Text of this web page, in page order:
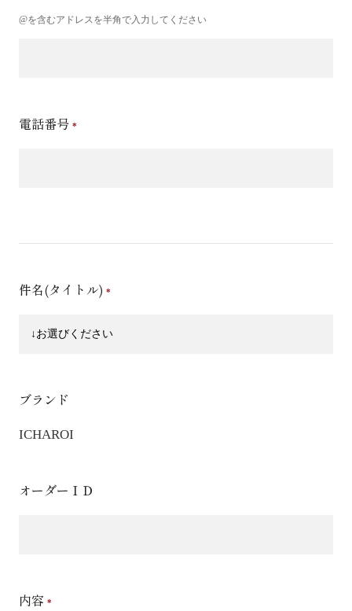
@を含むアドレスを半角で入力してください
電話番号
件名(タイトル)
ブランド
ICHAROI
オーダーＩＤ
内容